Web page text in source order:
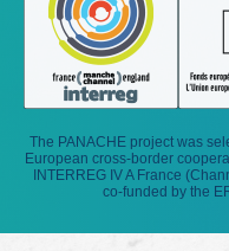
The PANACHE project was
European cross-border
INTERREG IV A France
co-funded by the